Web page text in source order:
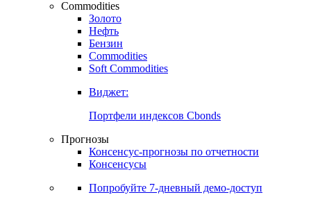
Commodities
Золото
Нефть
Бензин
Commodities
Soft Commodities
Виджет:
Портфели индексов Cbonds
Прогнозы
Консенсус-прогнозы по отчетности
Консенсусы
Попробуйте 7-дневный демо-доступ